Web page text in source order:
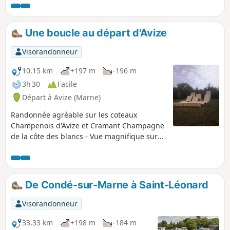
Aube.Vous apprécierez les nuances des ocres, des marrons
et des jaunes des terres cultivées et des verts des vaux
boisés et ombreux.
Une boucle au départ d'Avize
Visorandonneur
10,15 km
+197 m
-196 m
3h 30
Facile
Départ à Avize (Marne)
Randonnée agréable sur les coteaux
Champenois d'Avize et Cramant Champagne
de la côte des blancs - Vue magnifique sur
dans la montagne d'Avize. Contour du
château de Saran avec vue sur le parc en
contre-bas.
De Condé-sur-Marne à Saint-Léonard
Visorandonneur
33,33 km
+198 m
-184 m